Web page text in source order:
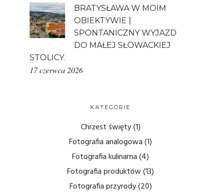
BRATYSŁAWA W MOIM
OBIEKTYWIE |
SPONTANICZNY WYJAZD
DO MAŁEJ SŁOWACKIEJ
STOLICY.
17 czerwca 2026
KATEGORIE
Chrzest święty(1)
Fotografia analogowa(1)
Fotografia kulinarna(4)
Fotografia produktów(13)
Fotografia przyrody(20)